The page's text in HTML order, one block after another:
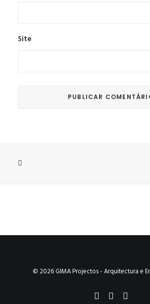
Site
© 2026 GIMA Projectos - Arquitectura e